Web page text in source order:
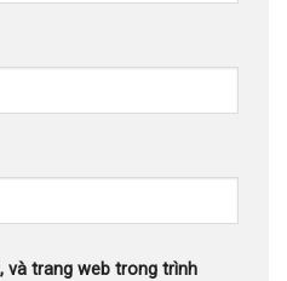
và trang web trong trình